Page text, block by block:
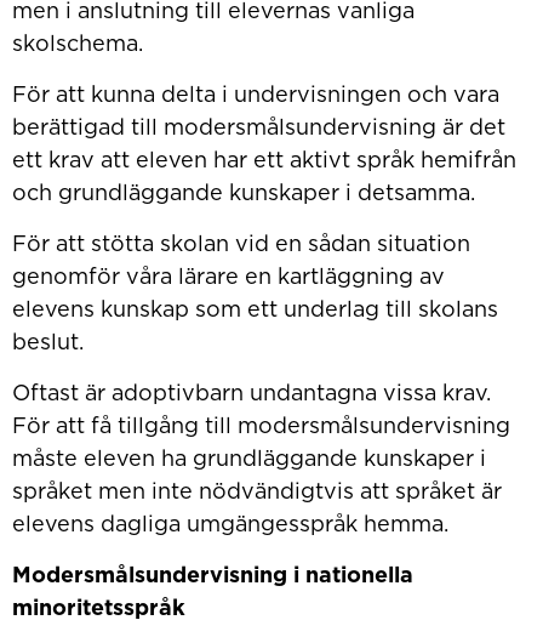
men i anslutning till elevernas vanliga
skolschema.
För att kunna delta i undervisningen och vara
berättigad till modersmålsundervisning är det
ett krav att eleven har ett aktivt språk hemifrån
och grundläggande kunskaper i detsamma.
För att stötta skolan vid en sådan situation
genomför våra lärare en kartläggning av
elevens kunskap som ett underlag till skolans
beslut.
Oftast är adoptivbarn undantagna vissa krav.
För att få tillgång till modersmålsundervisning
måste eleven ha grundläggande kunskaper i
språket men inte nödvändigtvis att språket är
elevens dagliga umgängesspråk hemma.
Modersmålsundervisning i nationella
minoritetsspråk